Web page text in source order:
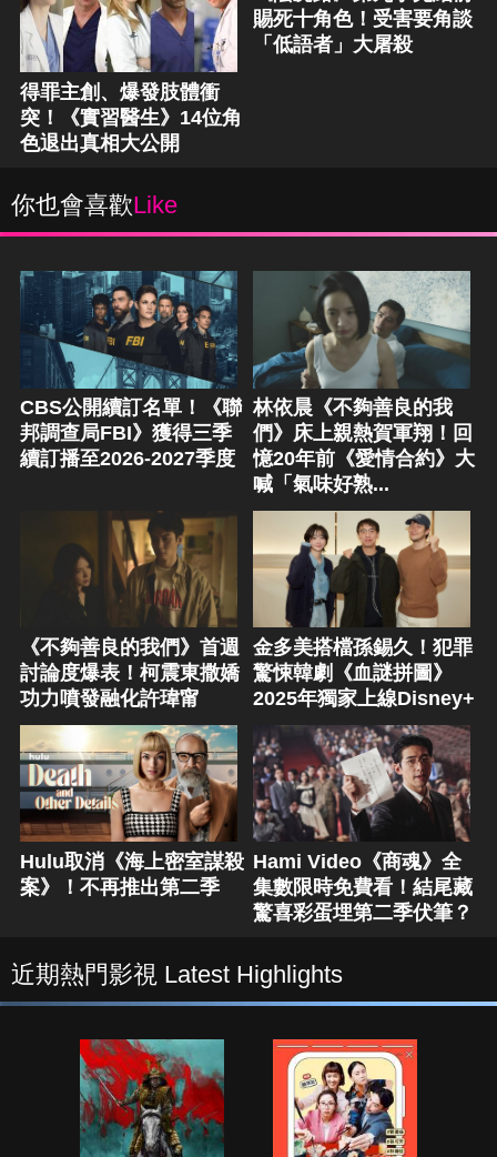
得罪主創、爆發肢體衝
突！《實習醫生》14位角
色退出真相大公開
賜死十角色！受害要角談
「低語者」大屠殺
你也會喜歡Like
CBS公開續訂名單！《聯
邦調查局FBI》獲得三季
續訂播至2026-2027季度
林依晨《不夠善良的我
們》床上親熱賀軍翔！回
憶20年前《愛情合約》大
喊「氣味好熟...
《不夠善良的我們》首週
討論度爆表！柯震東撒嬌
功力噴發融化許瑋甯
金多美搭檔孫錫久！犯罪
驚悚韓劇《血謎拼圖》
2025年獨家上線Disney+
Hulu取消《海上密室謀殺
案》！不再推出第二季
Hami Video《商魂》全
集數限時免費看！結尾藏
驚喜彩蛋埋第二季伏筆？
近期熱門影視 Latest Highlights